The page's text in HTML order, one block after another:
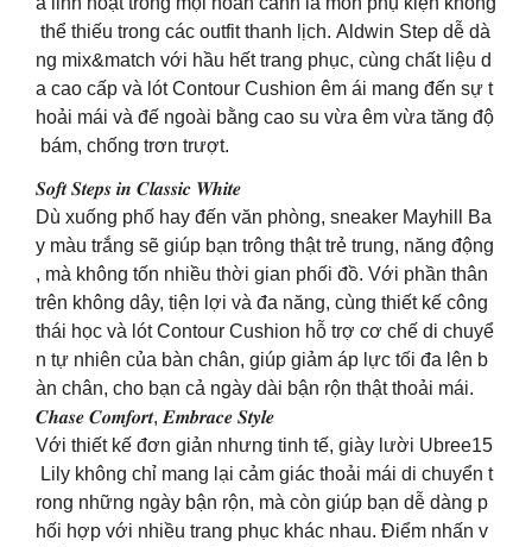
thể thiếu trong các outfit thanh lịch. Aldwin Step dễ dà
ng mix&match với hầu hết trang phục, cùng chất liệu d
a cao cấp và lót Contour Cushion êm ái mang đến sự t
hoải mái và đế ngoài bằng cao su vừa êm vừa tăng độ
bám, chống trơn trượt.
𝑺𝒐𝒇𝒕 𝑺𝒕𝒆𝒑𝒔 𝒊𝒏 𝑪𝒍𝒂𝒔𝒔𝒊𝒄 𝑾𝒉𝒊𝒕𝒆
Dù xuống phố hay đến văn phòng, sneaker Mayhill Ba
y màu trắng sẽ giúp bạn trông thật trẻ trung, năng động
, mà không tốn nhiều thời gian phối đồ. Với phần thân
trên không dây, tiện lợi và đa năng, cùng thiết kế công
thái học và lót Contour Cushion hỗ trợ cơ chế di chuyể
n tự nhiên của bàn chân, giúp giảm áp lực tối đa lên b
àn chân, cho bạn cả ngày dài bận rộn thật thoải mái.
𝑪𝒉𝒂𝒔𝒆 𝑪𝒐𝒎𝒇𝒐𝒓𝒕, 𝑬𝒎𝒃𝒓𝒂𝒄𝒆 𝑺𝒕𝒚𝒍𝒆
Với thiết kế đơn giản nhưng tinh tế, giày lười Ubree15
Lily không chỉ mang lại cảm giác thoải mái di chuyển t
rong những ngày bận rộn, mà còn giúp bạn dễ dàng p
hối hợp với nhiều trang phục khác nhau. Điểm nhấn v